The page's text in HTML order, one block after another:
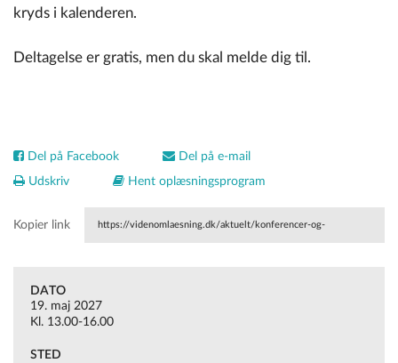
kryds i kalenderen.
Deltagelse er gratis, men du skal melde dig til.
Del på Facebook
Del på e-mail
Udskriv
Hent oplæsningsprogram
Kopier link https://videnomlaesning.dk/aktuelt/konferencer-og-
DATO
19. maj 2027
Kl. 13.00-16.00
STED